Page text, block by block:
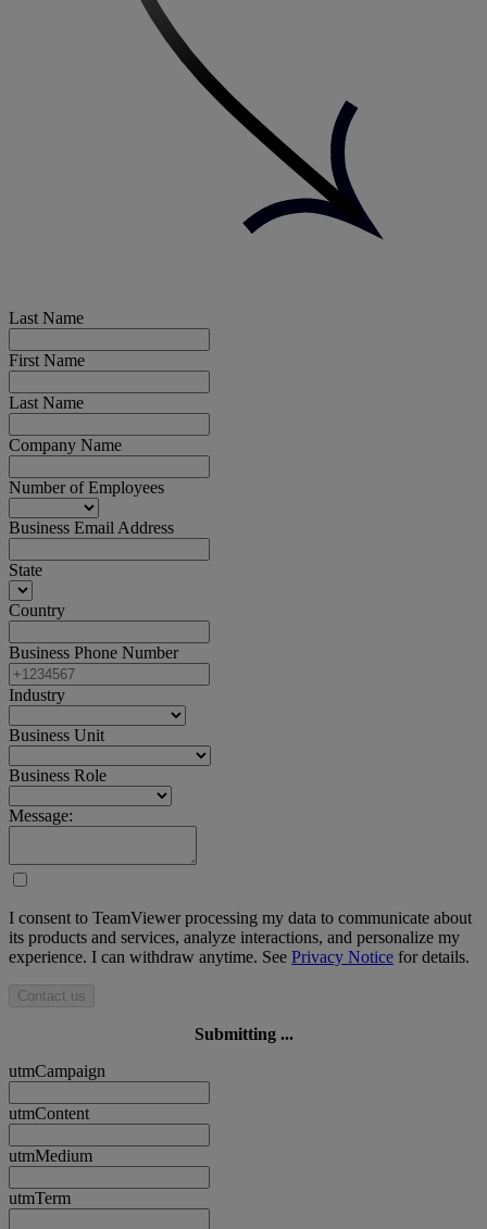
Last Name
First Name
Last Name
Company Name
Number of Employees
Business Email Address
State
Country
Business Phone Number
Industry
Business Unit
Business Role
Message:
I consent to TeamViewer processing my data to communicate about
its products and services, analyze interactions, and personalize my
experience. I can withdraw anytime. See Privacy Notice for details.
Contact us
Submitting ...
utmCampaign
utmContent
utmMedium
utmTerm